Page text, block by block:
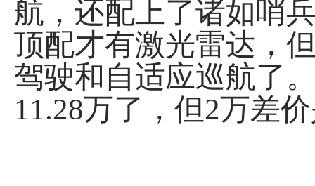
航，还配上了诸如哨
顶配才有激光雷达，
驾驶和自适应巡航了
11.28万了，但2万差